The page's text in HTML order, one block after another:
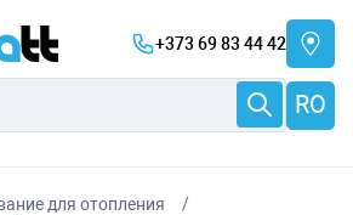
+373 69 83 44 42
RO
для отопления